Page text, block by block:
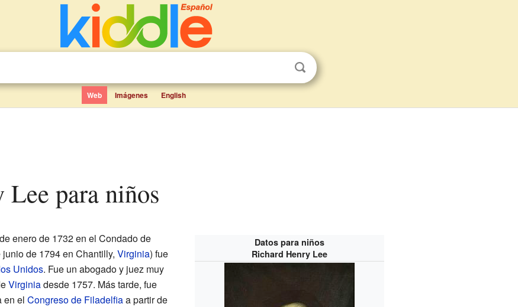
Web Imágenes English
Lee para niños
Datos para niños
Richard Henry Lee
enero de 1732 en el Condado de
de 1794 en Chantilly, Virginia) fue
Unidos. Fue un abogado y juez muy
Virginiadesde 1757. Más tarde, fue
en el Congreso de Filadelfiaa partir de